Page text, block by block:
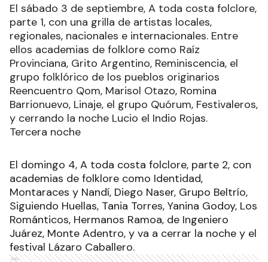
El sábado 3 de septiembre, A toda costa folclore,
parte 1, con una grilla de artistas locales,
regionales, nacionales e internacionales. Entre
ellos academias de folklore como Raíz
Provinciana, Grito Argentino, Reminiscencia, el
grupo folklórico de los pueblos originarios
Reencuentro Qom, Marisol Otazo, Romina
Barrionuevo, Linaje, el grupo Quórum, Festivaleros,
y cerrando la noche Lucio el Indio Rojas.
Tercera noche
El domingo 4, A toda costa folclore, parte 2, con
academias de folklore como Identidad,
Montaraces y Nandí, Diego Naser, Grupo Beltrío,
Siguiendo Huellas, Tania Torres, Yanina Godoy, Los
Románticos, Hermanos Ramoa, de Ingeniero
Juárez, Monte Adentro, y va a cerrar la noche y el
festival Lázaro Caballero.
Ads